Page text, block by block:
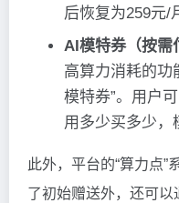
后恢复为259元/
AI模特券（按需
高算力消耗的功
模特券”。用户
用多少买多少，
此外，平台的“算力点
了初始赠送外，还可